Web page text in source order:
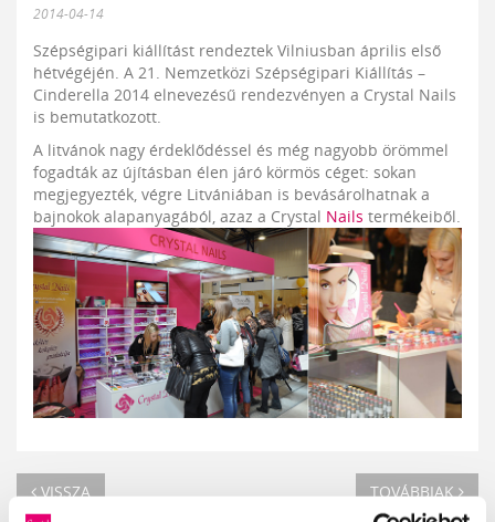
2014-04-14
Szépségipari kiállítást rendeztek Vilniusban április első
hétvégéjén. A 21. Nemzetközi Szépségipari Kiállítás –
Cinderella 2014 elnevezésű rendezvényen a Crystal Nails
is bemutatkozott.
A litvánok nagy érdeklődéssel és még nagyobb örömmel
fogadták az újításban élen járó körmös céget: sokan
megjegyezték, végre Litvániában is bevásárolhatnak a
bajnokok alapanyagából, azaz a Crystal Nails termékeiből.
VISSZA TOVÁBBIAK